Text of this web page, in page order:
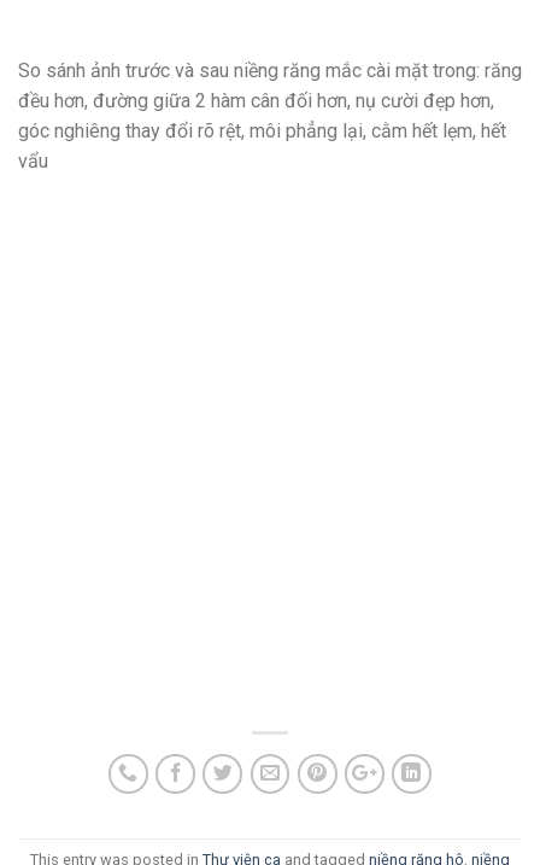
So sánh ảnh trước và sau niềng răng mắc cài mặt trong: răng
đều hơn, đường giữa 2 hàm cân đối hơn, nụ cười đẹp hơn,
góc nghiêng thay đổi rõ rệt, môi phẳng lại, cằm hết lẹm, hết
vẩu
This entry was posted in Thư viện ca and tagged niềng răng hô niềng